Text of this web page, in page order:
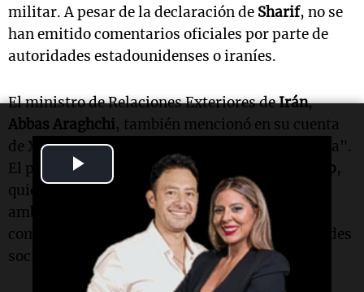
Video
militar. A pesar de la declaración de Sharif, no se
han emitido comentarios oficiales por parte de
autoridades estadounidenses o iraníes.
El ministro de Relaciones Exteriores deIrán,
Abbas Araghchi, también mencionó en su cuenta
de X que un acuerdo "nunca ha estado más cerca".
El presidente de Estados Unidos,
Donald Trump,
quien ha manifestado en varias ocasiones que
ambos países están próximos a un pacto,
compartió la publicación de
Araghchien sus redes
sociales.